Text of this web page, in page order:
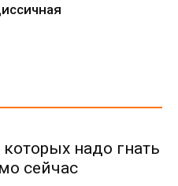
надо гнать
сейчас